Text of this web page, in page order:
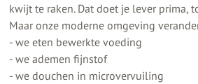
kwijt te raken. Dat doet je lever prima,
Maar onze moderne omgeving
- we eten bewerkte voeding
- we ademen fijnstof
- we douchen in microvervuiling